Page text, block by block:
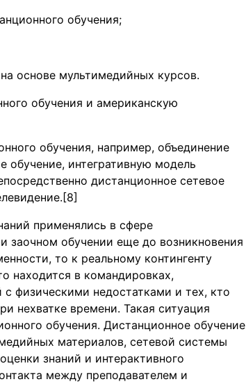
обучения;
основе мультимедийных курсов.
обучения и американскую
обучения, например, объединение
обучение, интегративную модель
дистанционное сетевое
применялись в сфере
заочном обучении еще до возникновения
то к реальному контингенту
находится в командировках,
физическими недостатками и тех, кто
нехватке времени. Такая ситуация
обучения. Дистанционное обучение
материалов, сетевой системы
знаний и интерактивного
между преподавателем и